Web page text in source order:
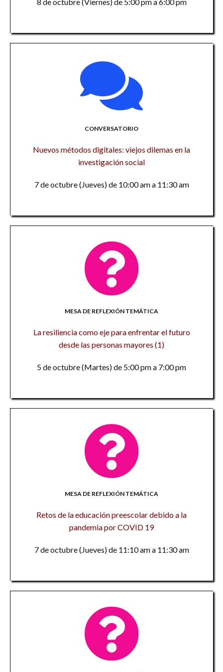
CONVERSATORIO
Nuevos métodos digitales: viejos dilemas en la
investigación social
7 de octubre (Jueves) de 10:00 am a 11:30 am
MESA DE REFLEXIÓN TEMÁTICA
La resiliencia como eje para enfrentar el futuro
desde las personas mayores (1)
5 de octubre (Martes) de 5:00 pm a 7:00 pm
MESA DE REFLEXIÓN TEMÁTICA
Retos de la educación preescolar debido a la
pandemia por COVID 19
7 de octubre (Jueves) de 11:10 am a 11:30 am